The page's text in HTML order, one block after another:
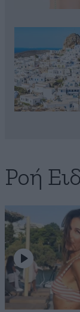
Ροή